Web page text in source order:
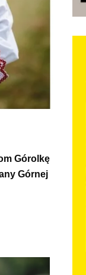
Górolkę
Górnej